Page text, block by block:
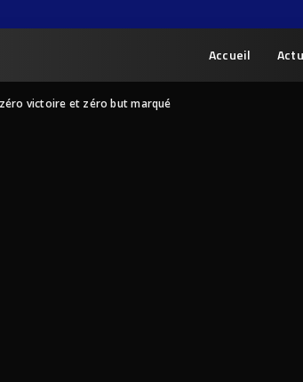
Accueil
zéro victoire et zéro but marqué